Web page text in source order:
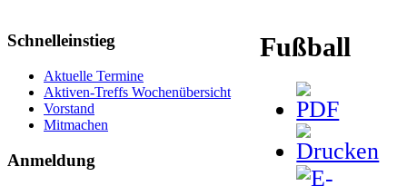
Fußball
Schnelleinstieg
Aktuelle Termine
Aktiven-Treffs Wochenübersicht
Vorstand
Mitmachen
Anmeldung